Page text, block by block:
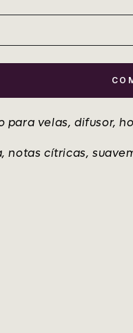
para velas, difusor,
notas cítricas,